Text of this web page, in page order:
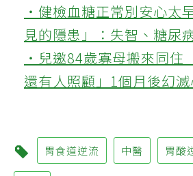
‧健檢血糖正常別安心太
見的隱患」：失智、糖尿
‧兒邀84歲寡母搬來同住
還有人照顧」1個月後幻
胃食道逆流 中醫 胃酸